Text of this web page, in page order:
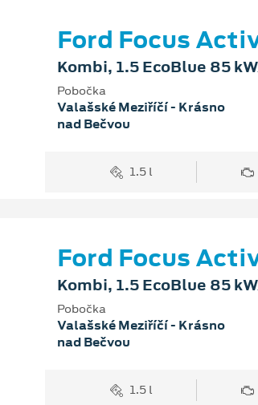
Ford Focus
Kombi, 1.5 EcoBlue 85
Pobočka
Valašské Meziříčí - Krásno
nad Bečvou
1.5 l
Ford Focus
Kombi, 1.5 EcoBlue 85
Pobočka
Valašské Meziříčí - Krásno
nad Bečvou
1.5 l